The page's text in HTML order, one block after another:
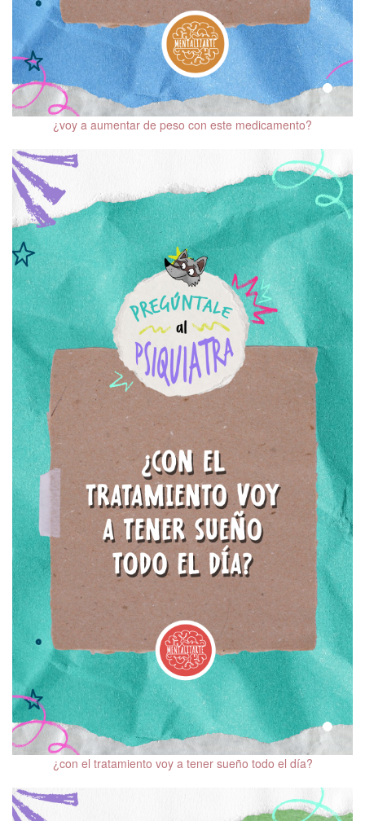
¿voy a aumentar de peso con este medicamento?
¿con el tratamiento voy a tener sueño todo el día?